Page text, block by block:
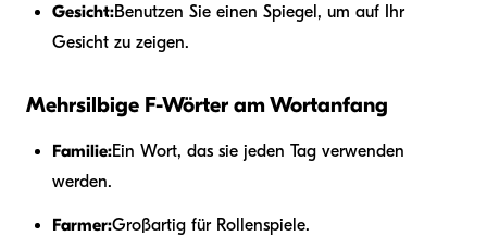
Gesicht:Benutzen Sie einen Spiegel, um auf Ihr
Gesicht zu zeigen.
Mehrsilbige F-Wörter am Wortanfang
Familie:Ein Wort, das sie jeden Tag verwenden
werden.
Farmer:Großartig für Rollenspiele.